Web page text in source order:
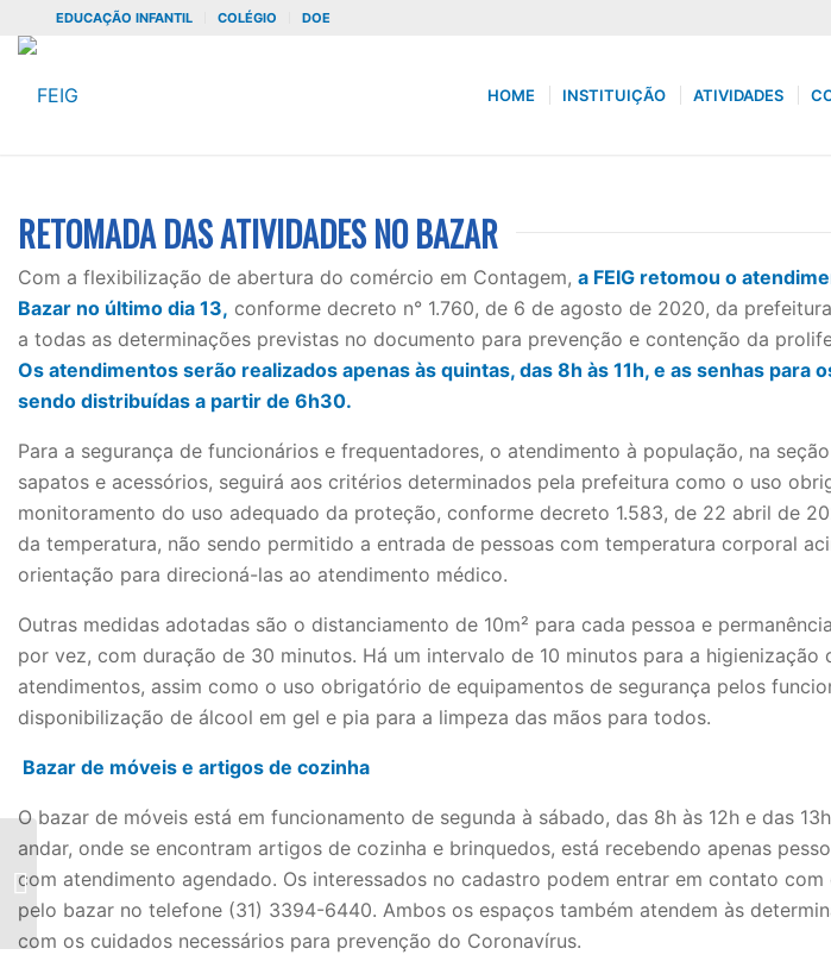
EDUCAÇÃO INFANTIL COLÉGIO DOE
HOME INSTITUIÇÃO ATIVIDADES
RETOMADA DAS ATIVIDADES NO BAZAR
Com a flexibilização de abertura do comércio em Contagem, a FEIG retomou o
Bazar no último dia 13, conforme decreto n° 1.760, de 6 de agosto de 2020, da
a todas as determinações previstas no documento para prevenção e contenção da
Os atendimentos serão realizados apenas às quintas, das 8h às 11h, e as senhas para
sendo distribuídas a partir de 6h30.
Para a segurança de funcionários e frequentadores, o atendimento à população, na
sapatos e acessórios, seguirá aos critérios determinados pela prefeitura como o uso
monitoramento do uso adequado da proteção, conforme decreto 1.583, de 22 abril de
da temperatura, não sendo permitido a entrada de pessoas com temperatura corporal
orientação para direcioná-las ao atendimento médico.
Outras medidas adotadas são o distanciamento de 10m² para cada pessoa e
por vez, com duração de 30 minutos. Há um intervalo de 10 minutos para a higienização
atendimentos, assim como o uso obrigatório de equipamentos de segurança pelos
disponibilização de álcool em gel e pia para a limpeza das mãos para todos.
Bazar de móveis e artigos de cozinha
O bazar de móveis está em funcionamento de segunda à sábado, das 8h às 12h e das
andar, onde se encontram artigos de cozinha e brinquedos, está recebendo apenas
com atendimento agendado. Os interessados no cadastro podem entrar em contato com
pelo bazar no telefone (31) 3394-6440. Ambos os espaços também atendem às
com os cuidados necessários para prevenção do Coronavírus.
Alunos do Colégio
Romanelli participam
da Olimpíada Nacional
de Ciências